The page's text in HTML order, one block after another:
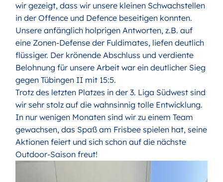
wir gezeigt, dass wir unsere kleinen Schwachstellen
in der Offence und Defence beseitigen konnten.
Unsere anfänglich holprigen Antworten, z.B. auf
eine Zonen-Defense der Fuldimates, liefen deutlich
flüssiger. Der krönende Abschluss und verdiente
Belohnung für unsere Arbeit war ein deutlicher Sieg
gegen Tübingen II mit 15:5.
Trotz des letzten Platzes in der 3. Liga Südwest sind
wir sehr stolz auf die wahnsinnig tolle Entwicklung.
In nur wenigen Monaten sind wir zu einem Team
gewachsen, das Spaß am Frisbee spielen hat, seine
Aktionen feiert und sich schon auf die nächste
Outdoor-Saison freut!